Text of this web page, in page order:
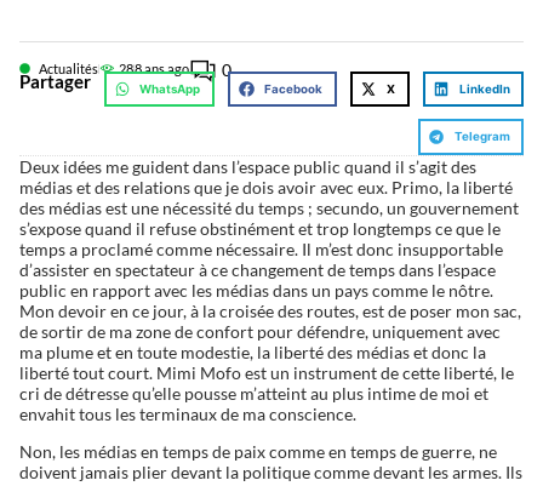
Actualités 288 ans ago 0
Partager WhatsApp Facebook X LinkedIn
Telegram
Deux idées me guident dans l’espace public quand il s’agit des
médias et des relations que je dois avoir avec eux. Primo, la liberté
des médias est une nécessité du temps ; secundo, un gouvernement
s’expose quand il refuse obstinément et trop longtemps ce que le
temps a proclamé comme nécessaire. Il m’est donc insupportable
d’assister en spectateur à ce changement de temps dans l’espace
public en rapport avec les médias dans un pays comme le nôtre.
Mon devoir en ce jour, à la croisée des routes, est de poser mon sac,
de sortir de ma zone de confort pour défendre, uniquement avec
ma plume et en toute modestie, la liberté des médias et donc la
liberté tout court. Mimi Mofo est un instrument de cette liberté, le
cri de détresse qu’elle pousse m’atteint au plus intime de moi et
envahit tous les terminaux de ma conscience.
Non, les médias en temps de paix comme en temps de guerre, ne
doivent jamais plier devant la politique comme devant les armes. Ils